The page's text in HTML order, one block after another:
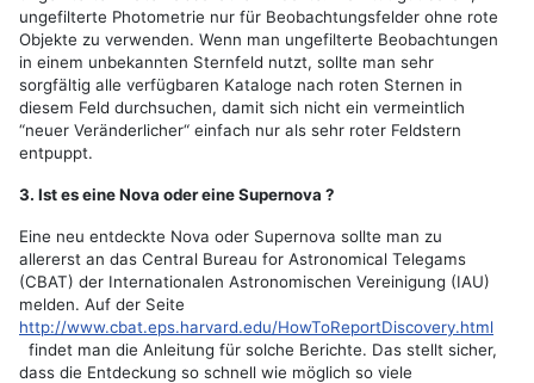
ungefilterte Photometrie nur für Beobachtungsfelder ohne rote
Objekte zu verwenden. Wenn man ungefilterte Beobachtungen
in einem unbekannten Sternfeld nutzt, sollte man sehr
sorgfältig alle verfügbaren Kataloge nach roten Sternen in
diesem Feld durchsuchen, damit sich nicht ein vermeintlich
“neuer Veränderlicher“ einfach nur als sehr roter Feldstern
entpuppt.
3. Ist es eine Nova oder eine Supernova ?
Eine neu entdeckte Nova oder Supernova sollte man zu
allererst an das Central Bureau for Astronomical Telegams
(CBAT) der Internationalen Astronomischen Vereinigung (IAU)
melden. Auf der Seite
http://www.cbat.eps.harvard.edu/HowToReportDiscovery.html
findet man die Anleitung für solche Berichte. Das stellt sicher,
dass die Entdeckung so schnell wie möglich so viele